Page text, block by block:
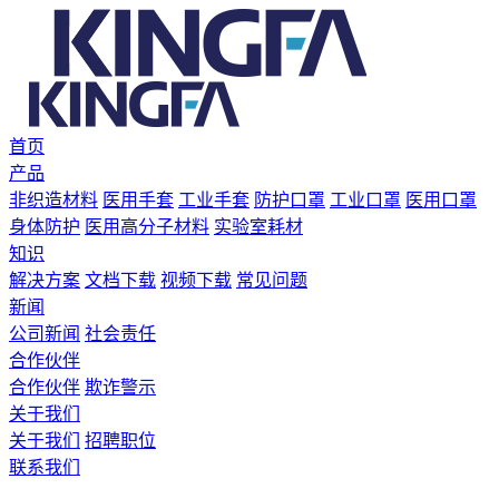
首页
产品
非织造材料 医用手套 工业手套 防护口罩 工业口罩 医用口罩
身体防护 医用高分子材料 实验室耗材
知识
解决方案 文档下载 视频下载 常见问题
新闻
公司新闻 社会责任
合作伙伴
合作伙伴 欺诈警示
关于我们
关于我们
招聘职位
联系我们